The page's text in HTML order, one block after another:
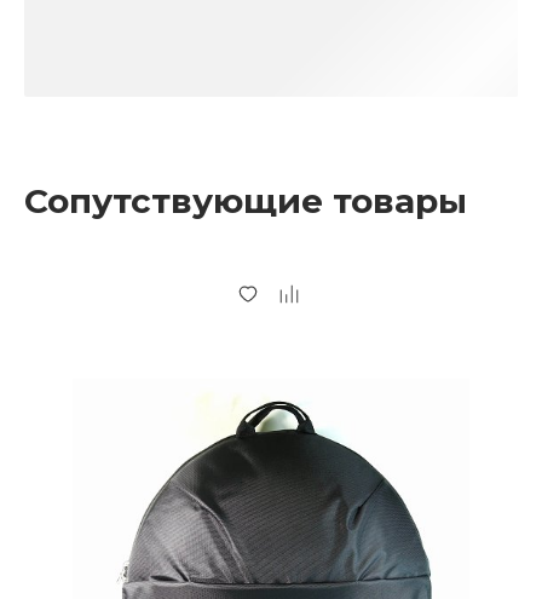
Сопутствующие товары